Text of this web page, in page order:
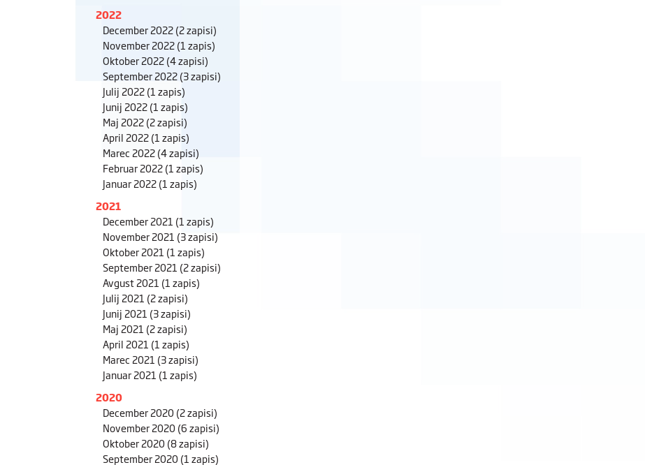
2022
December 2022(2 zapisi)
November 2022(1 zapis)
Oktober 2022(4 zapisi)
September 2022(3 zapisi)
Julij 2022(1 zapis)
Junij 2022(1 zapis)
Maj 2022(2 zapisi)
April 2022(1 zapis)
Marec 2022(4 zapisi)
Februar 2022(1 zapis)
Januar 2022(1 zapis)
2021
December 2021 (1 zapis)
November 2021 (3 zapisi)
Oktober 2021 (1 zapis)
September 2021 (2 zapisi)
Avgust 2021 (1 zapis)
Julij 2021 (2 zapisi)
Junij 2021 (3 zapisi)
Maj 2021 (2 zapisi)
April 2021 (1 zapis)
Marec 2021 (3 zapisi)
Januar 2021 (1 zapis)
2020
December 2020(2 zapisi)
November 2020(6 zapisi)
Oktober 2020(8 zapisi)
September 2020(1 zapis)